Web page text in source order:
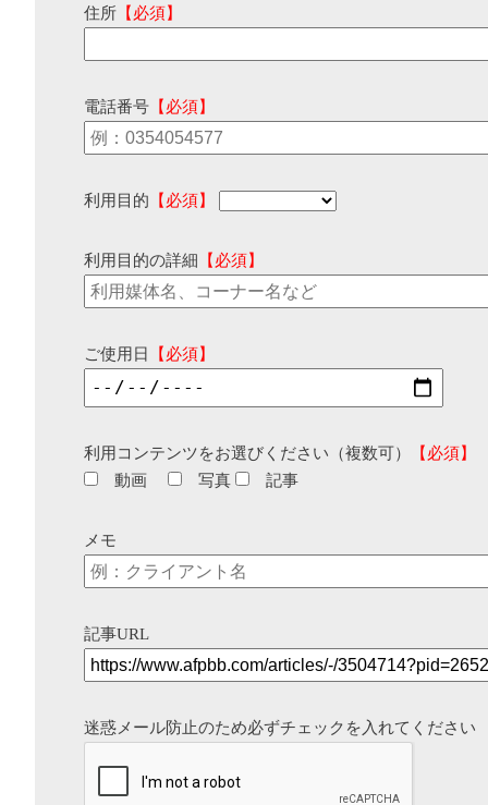
住所 【必須】
電話番号 【必須】
利用目的 【必須】
利用目的の詳細 【必須】
ご使用日 【必須】
利用コンテンツをお選びください（複数可）
【必須】
動画
写真 記事
メモ
記事URL
迷惑メール防止のため必ずチェックを入れてください